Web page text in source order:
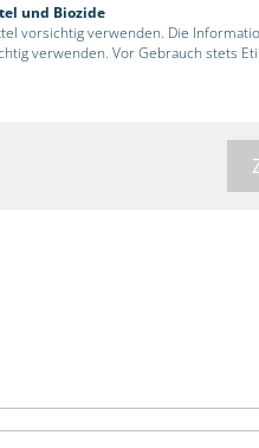
und Biozide
vorsichtig verwenden. Die
verwenden. Vor Gebrauch stets